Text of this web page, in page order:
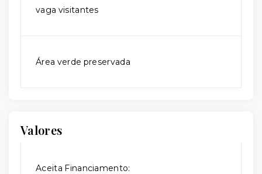
vaga visitantes
Área verde preservada
Valores
Aceita Financiamento: